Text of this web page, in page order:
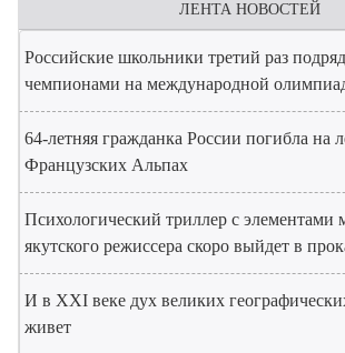
ЛЕНТА НОВОСТЕЙ
Российские школьники третий раз
чемпионами на международной
64-летняя гражданка России погибла на
Французских Альпах
Психологический триллер с элементами
якутского режиссера скоро выйдет в
И в XXI веке дух великих
живет